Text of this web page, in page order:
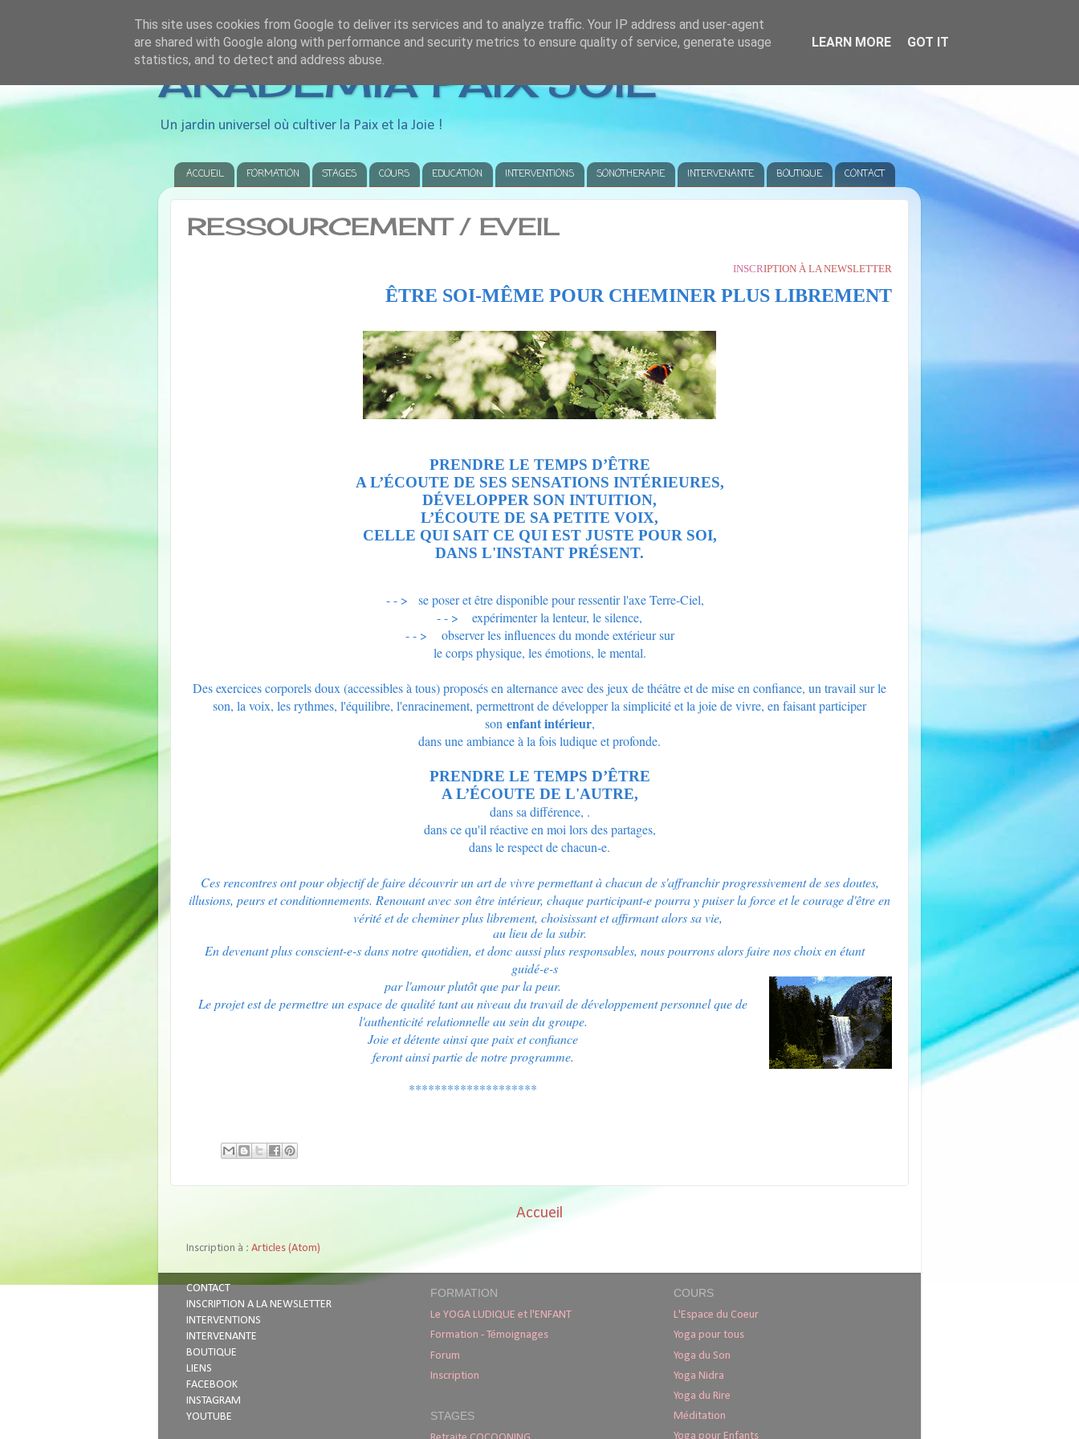
AKADEMIA PAIX JOIE
Un jardin universel où cultiver la Paix et la Joie !
ACCUEIL FORMATION STAGES COURS EDUCATION INTERVENTIONS SONOTHERAPIE INTERVENANTE BOUTIQUE CONTACT
RESSOURCEMENT / EVEIL
INSCRIPTION À LA NEWSLETTER
ÊTRE SOI-MÊME POUR CHEMINER PLUS LIBREMENT
PRENDRE LE TEMPS D’ÊTRE
A L’ÉCOUTE DE SES SENSATIONS INTÉRIEURES,
DÉVELOPPER SON INTUITION,
L’ÉCOUTE DE SA PETITE VOIX,
CELLE QUI SAIT CE QUI EST JUSTE POUR SOI,
DANS L'INSTANT PRÉSENT.
- - > se poser et être disponible pour ressentir l'axe Terre-Ciel,
- - >
expérimenter la lenteur, le silence,
- - >
observer les influences du monde extérieur sur
le corps physique, les émotions, le mental.
Des exercices corporels doux (accessibles à tous) proposés en alternance avec des jeux de théâtre et de mise en confiance, un travail sur le
son, la voix, les rythmes, l'équilibre, l'enracinement, permettront de développer la simplicité et la joie de vivre, en faisant participer
son enfant intérieur,
dans une ambiance à la fois ludique et profonde.
PRENDRE LE TEMPS D’ÊTRE
A L’ÉCOUTE DE L'AUTRE,
dans sa différence, .
dans ce qu'il réactive en moi lors des partages,
dans le respect de chacun-e.
Ces rencontres ont pour objectif de faire découvrir un art de vivre permettant à chacun de s'affranchir progressivement de ses doutes,
illusions, peurs et conditionnements. Renouant avec son être intérieur, chaque participant-e pourra y puiser la force et le courage d'être en
vérité et de cheminer plus librement, choisissant et affirmant alors sa vie,
au lieu de la subir.
En devenant plus conscient-e-s dans notre quotidien, et donc aussi plus responsables, nous pourrons alors faire nos choix en étant
guidé-e-s
par l'amour plutôt que par la peur.
Le projet est de permettre un espace de qualité tant au niveau du travail de développement personnel que de
l'authenticité relationnelle au sein du groupe.
Joie et détente ainsi que paix et confiance
feront ainsi partie de notre programme.
********************
Accueil
Inscription à : Articles (Atom)
CONTACT
INSCRIPTION A LA NEWSLETTER
INTERVENTIONS
INTERVENANTE
BOUTIQUE
LIENS
FACEBOOK
INSTAGRAM
YOUTUBE
FORMATION
Le YOGA LUDIQUE et l'ENFANT
Formation - Témoignages
Forum
Inscription
STAGES
COURS
L'Espace du Coeur
Yoga pour tous
Yoga du Son
Yoga Nidra
Yoga du Rire
Méditation
Yoga pour Enfants
This site uses cookies from Google to deliver its services and to analyze traffic. Your IP address and user-agent
are shared with Google along with performance and security metrics to ensure quality of service, generate usage
statistics, and to detect and address abuse.
LEARN MORE GOT IT